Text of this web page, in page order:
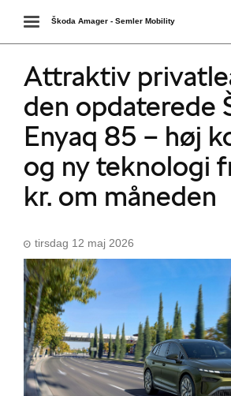
Toggle
navigation
Škoda Amager - Semler Mobility
Attraktiv
den opdaterede
Enyaq 85 – høj
og ny teknologi
kr. om måneden
tirsdag 12 maj 2026